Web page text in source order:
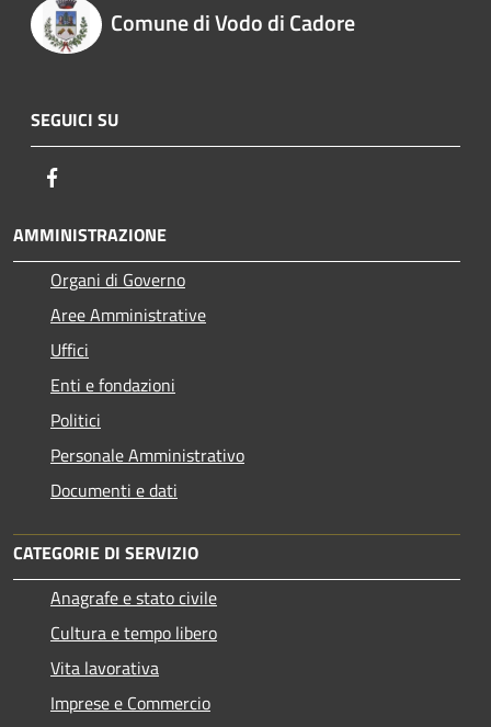
Comune di Vodo di Cadore
SEGUICI SU
AMMINISTRAZIONE
Organi di Governo
Aree Amministrative
Uffici
Enti e fondazioni
Politici
Personale Amministrativo
Documenti e dati
CATEGORIE DI SERVIZIO
Anagrafe e stato civile
Cultura e tempo libero
Vita lavorativa
Imprese e Commercio